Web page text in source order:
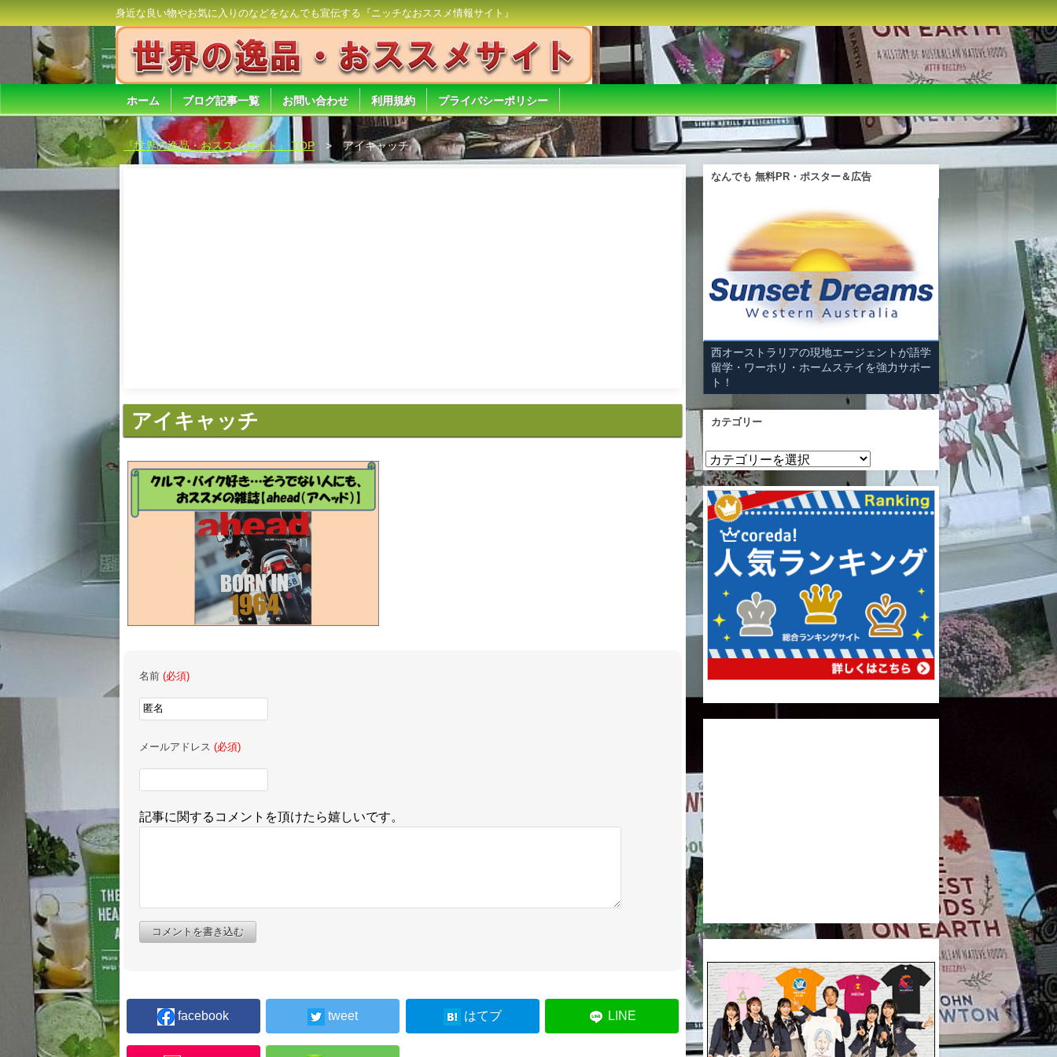
身近な良い物やお気に入りのなどをなんでも宣伝する『ニッチなおススメ情報サイト』
ホーム ブログ記事一覧 お問い合わせ 利用規約 プライバシーポリシー
『世界の逸品・おススメサイト』 TOP アイキャッチ
アイキャッチ
名前 (必須)
メールアドレス (必須)
記事に関するコメントを頂けたら嬉しいです。
コメントを書き込む
facebook tweet はてブ LINE
なんでも 無料PR・ポスター＆広告
西オーストラリアの現地エージェントが語学
留学・ワーホリ・ホームステイを強力サポー
ト！
カテゴリー